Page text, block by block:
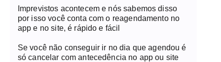
Imprevistos acontecem e nós sabemos disso
por isso você conta com o reagendamento no
app e no site, é rápido e fácil
Se você não conseguir ir no dia que agendou é
só cancelar com antecedência no app ou site